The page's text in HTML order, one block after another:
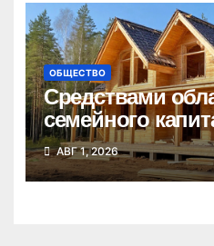
ОБЩЕСТВО
Средствами
семейного
тысяч семей
АВГ 1, 2026